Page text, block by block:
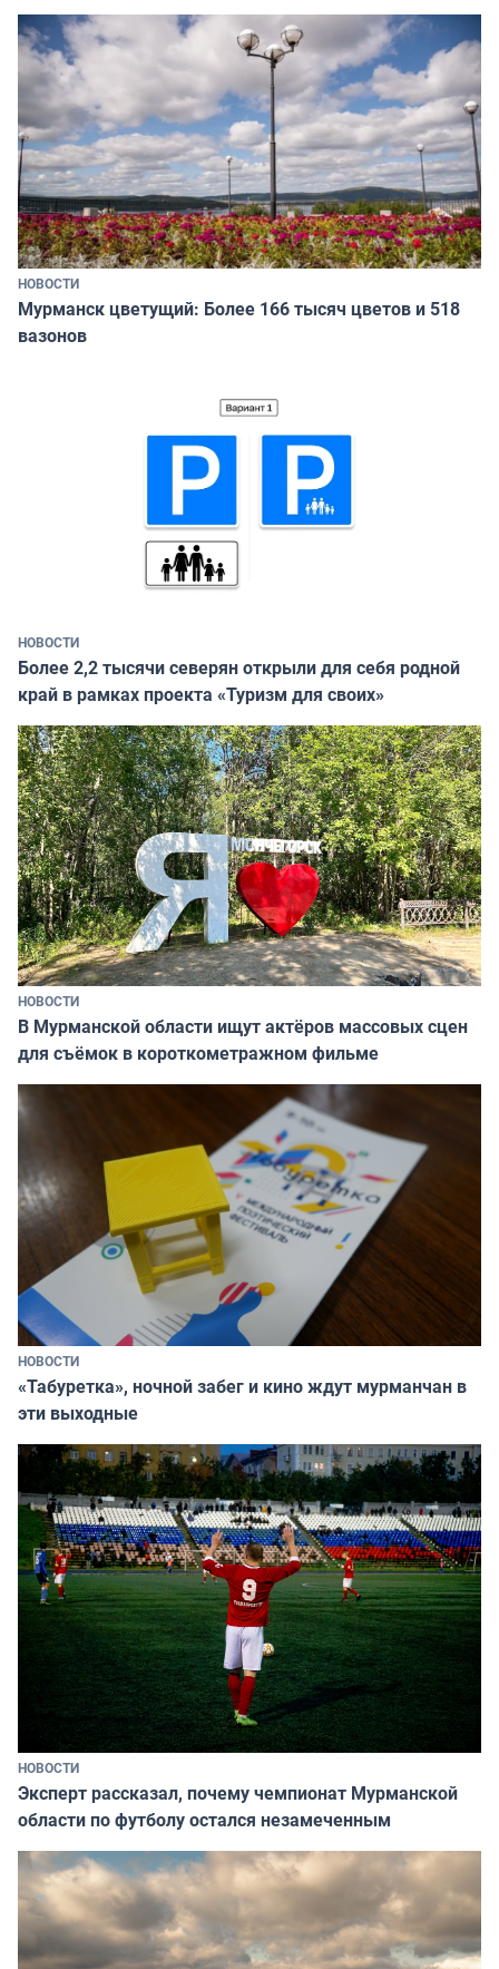
НОВОСТИ
Мурманск цветущий: Более 166 тысяч цветов и 518
вазонов
НОВОСТИ
Более 2,2 тысячи северян открыли для себя родной
край в рамках проекта «Туризм для своих»
НОВОСТИ
В Мурманской области ищут актёров массовых сцен
для съёмок в короткометражном фильме
НОВОСТИ
«Табуретка», ночной забег и кино ждут мурманчан в
эти выходные
НОВОСТИ
Эксперт рассказал, почему чемпионат Мурманской
области по футболу остался незамеченным